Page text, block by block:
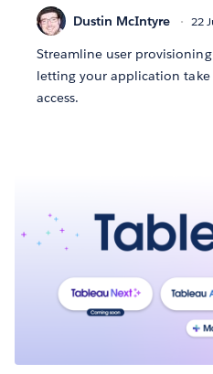
Dustin McIntyre 22
Streamline user
letting your application
access.